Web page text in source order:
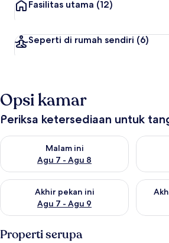
Fasilitas utama (12)
Seperti di rumah sendiri (6)
Opsi kamar
Periksa ketersediaan untuk
Malam ini
Agu 7 - Agu 8
Periksa ketersediaan untuk malam ini
Akhir pekan ini
Agu 7 - Agu 9
Periksa ketersediaan untuk akhir pekan
Properti serupa